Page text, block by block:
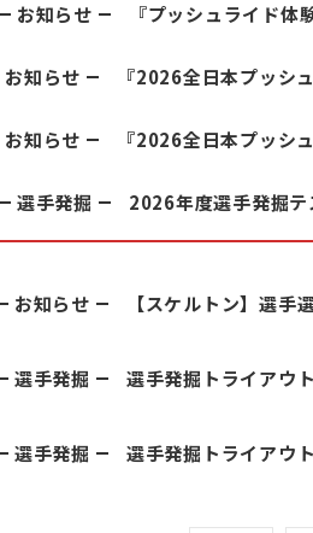
お知らせ 『プッシュライド
お知らせ 『2026全日本プッシ
お知らせ 『2026全日本プッシ
選手発掘 2026年度選手発掘
お知らせ 【スケルトン】選手
選手発掘 選手発掘トライアウ
選手発掘 選手発掘トライアウ